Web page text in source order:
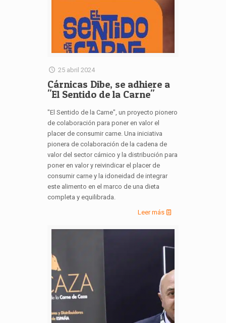
25 abril 2024
Cárnicas Dibe, se adhiere a
"El Sentido de la Carne"
"El Sentido de la Carne", un proyecto pionero
de colaboración para poner en valor el
placer de consumir carne. Una iniciativa
pionera de colaboración de la cadena de
valor del sector cárnico y la distribución para
poner en valor y reivindicar el placer de
consumir carne y la idoneidad de integrar
este alimento en el marco de una dieta
completa y equilibrada.
Leer más